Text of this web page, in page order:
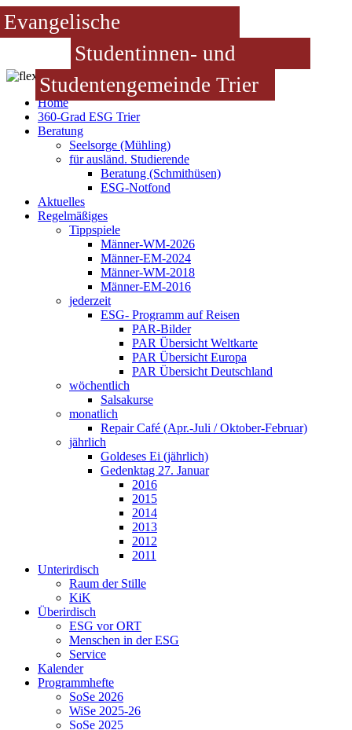
Evangelische
Studentinnen- und
Studentengemeinde Trier
Home
360-Grad ESG Trier
Beratung
Seelsorge (Mühling)
für ausländ. Studierende
Beratung (Schmithüsen)
ESG-Notfond
Aktuelles
Regelmäßiges
Tippspiele
Männer-WM-2026
Männer-EM-2024
Männer-WM-2018
Männer-EM-2016
jederzeit
ESG- Programm auf Reisen
PAR-Bilder
PAR Übersicht Weltkarte
PAR Übersicht Europa
PAR Übersicht Deutschland
wöchentlich
Salsakurse
monatlich
Repair Café (Apr.-Juli / Oktober-Februar)
jährlich
Goldeses Ei (jährlich)
Gedenktag 27. Januar
2016
2015
2014
2013
2012
2011
Unterirdisch
Raum der Stille
KiK
Überirdisch
ESG vor ORT
Menschen in der ESG
Service
Kalender
Programmhefte
SoSe 2026
WiSe 2025-26
SoSe 2025